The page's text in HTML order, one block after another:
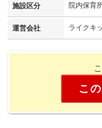
施設区分 院内保育
運営会社 ライクキ
こ